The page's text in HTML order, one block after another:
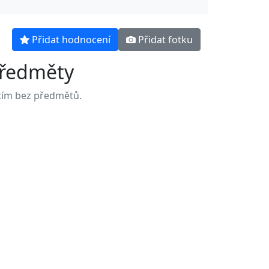
Přidat hodnocení Přidat fotku
bez předmětů.